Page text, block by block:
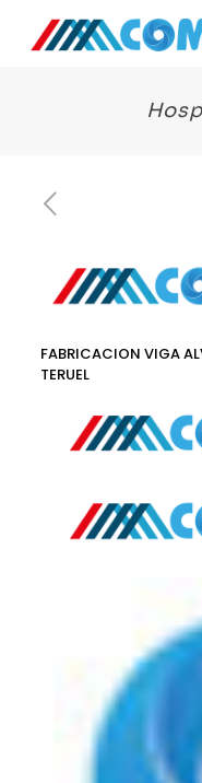
FABRICACION VIGA
TERUEL